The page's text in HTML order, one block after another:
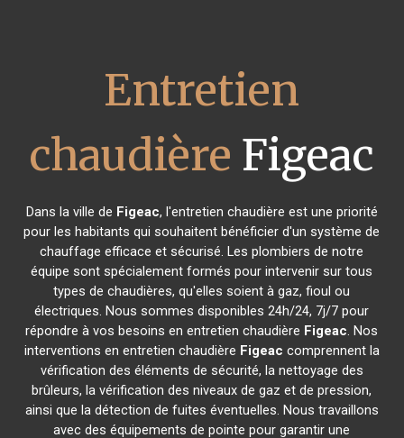
Entretien
chaudière Figeac
Dans la ville de Figeac, l'entretien chaudière est une priorité
pour les habitants qui souhaitent bénéficier d'un système de
chauffage efficace et sécurisé. Les plombiers de notre
équipe sont spécialement formés pour intervenir sur tous
types de chaudières, qu'elles soient à gaz, fioul ou
électriques. Nous sommes disponibles 24h/24, 7j/7 pour
répondre à vos besoins en entretien chaudière Figeac. Nos
interventions en entretien chaudière Figeac comprennent la
vérification des éléments de sécurité, la nettoyage des
brûleurs, la vérification des niveaux de gaz et de pression,
ainsi que la détection de fuites éventuelles. Nous travaillons
avec des équipements de pointe pour garantir une